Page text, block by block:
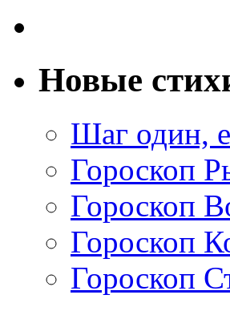
Новые
Шаг один,
Гороскоп
Гороскоп
Гороскоп
Гороскоп